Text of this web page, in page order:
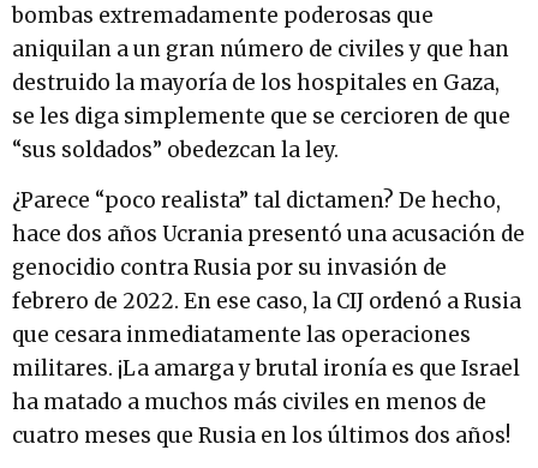
bombas extremadamente poderosas que
aniquilan a un gran número de civiles y que han
destruido la mayoría de los hospitales en Gaza,
se les diga simplemente que se cercioren de que
“sus soldados” obedezcan la ley.
¿Parece “poco realista” tal dictamen? De hecho,
hace dos años Ucrania presentó una acusación de
genocidio contra Rusia por su invasión de
febrero de 2022. En ese caso, la CIJ ordenó a Rusia
que cesara inmediatamente las operaciones
militares. ¡La amarga y brutal ironía es que Israel
ha matado a muchos más civiles en menos de
cuatro meses que Rusia en los últimos dos años!